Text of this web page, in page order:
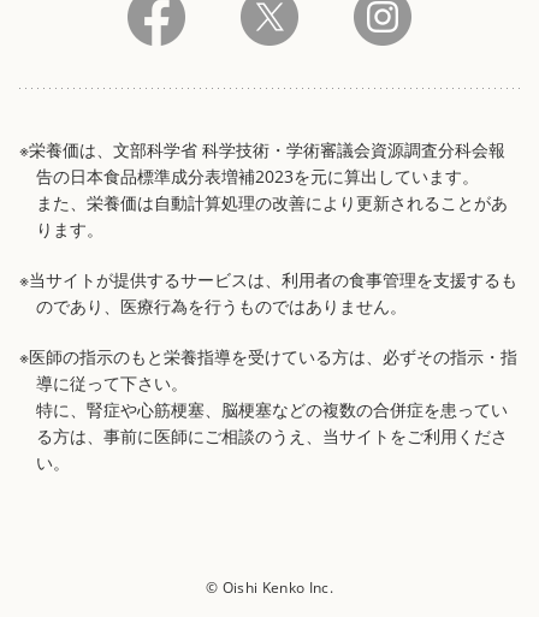
※栄養価は、文部科学省 科学技術・学術審議会資源調査分科会報
告の日本食品標準成分表増補2023を元に算出しています。
また、栄養価は自動計算処理の改善により更新されることがあ
ります。
※当サイトが提供するサービスは、利用者の食事管理を支援するも
のであり、医療行為を行うものではありません。
※医師の指示のもと栄養指導を受けている方は、必ずその指示・指
導に従って下さい。
特に、腎症や心筋梗塞、脳梗塞などの複数の合併症を患ってい
る方は、事前に医師にご相談のうえ、当サイトをご利用くださ
い。
© Oishi Kenko Inc.